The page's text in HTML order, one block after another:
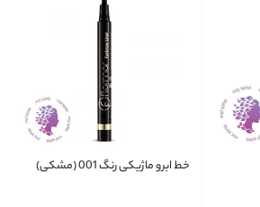
خط ابرو ماژیکی رنگ 001 (مشکی)